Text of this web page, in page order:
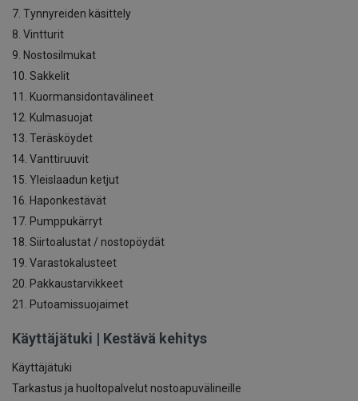
7. Tynnyreiden käsittely
8. Vintturit
9. Nostosilmukat
10. Sakkelit
11. Kuormansidontavälineet
12. Kulmasuojat
13. Teräsköydet
14. Vanttiruuvit
15. Yleislaadun ketjut
16. Haponkestävät
17. Pumppukärryt
18. Siirtoalustat / nostopöydät
19. Varastokalusteet
20. Pakkaustarvikkeet
21. Putoamissuojaimet
Käyttäjätuki | Kestävä kehitys
Käyttäjätuki
Tarkastus ja huoltopalvelut nostoapuvälineille